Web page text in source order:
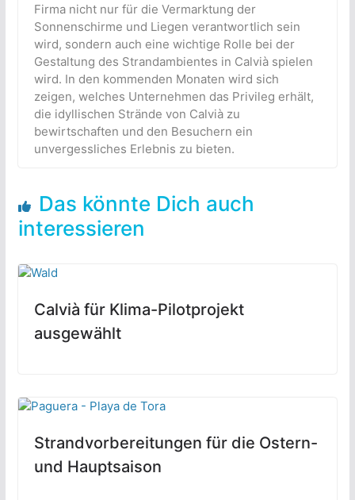
Firma nicht nur für die Vermarktung der
Sonnenschirme und Liegen verantwortlich sein
wird, sondern auch eine wichtige Rolle bei der
Gestaltung des Strandambientes in Calvià spielen
wird. In den kommenden Monaten wird sich
zeigen, welches Unternehmen das Privileg erhält,
die idyllischen Strände von Calvià zu
bewirtschaften und den Besuchern ein
unvergessliches Erlebnis zu bieten.
Das könnte Dich auch
interessieren
Calvià für Klima-Pilotprojekt
ausgewählt
Strandvorbereitungen für die Ostern-
und Hauptsaison